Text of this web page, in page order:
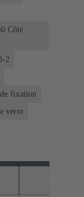
Côté
2
fixation
verre